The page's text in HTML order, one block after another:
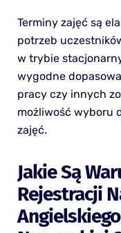
Terminy zajęć są
potrzeb
w trybie
wygodne
pracy czy innych
możliwość wyboru
zajęć.
Jakie Są
Rejestracji